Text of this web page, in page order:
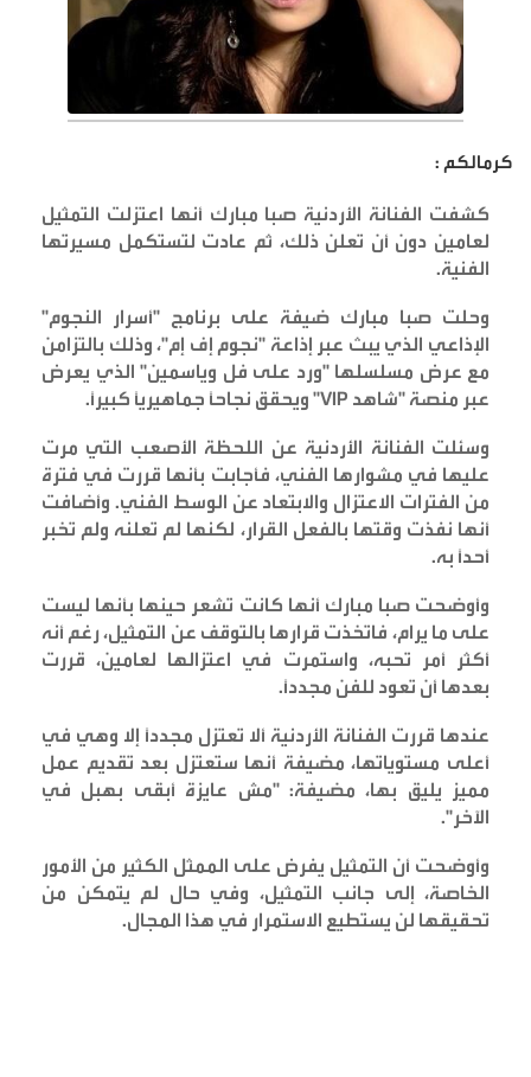
كرمالكم :
كشفت الفنانة الأردنية صبا مبارك أنها اعتزلت التمثيل
لعامين دون أن تعلن ذلك، ثم عادت لتستكمل مسيرتها
الفنية.
وحلت صبا مبارك ضيفة على برنامج "أسرار النجوم"
الإذاعي الذي يبث عبر إذاعة "نجوم إف إم"، وذلك بالتزامن
مع عرض مسلسلها "ورد على فل وياسمين" الذي يعرض
عبر منصة "شاهد VIP" ويحقق نجاحاً جماهيرياً كبيراً.
وسئلت الفنانة الأردنية عن اللحظة الأصعب التي مرت
عليها في مشوارها الفني، فأجابت بأنها قررت في فترة
من الفترات الاعتزال والابتعاد عن الوسط الفني. وأضافت
أنها نفذت وقتها بالفعل القرار، لكنها لم تعلنه ولم تخبر
أحداً به.
وأوضحت صبا مبارك أنها كانت تشعر حينها بأنها ليست
على ما يرام، فاتخذت قرارها بالتوقف عن التمثيل، رغم أنه
أكثر أمر تحبه، واستمرت في اعتزالها لعامين، قررت
بعدها أن تعود للفن مجدداً.
عندها قررت الفنانة الأردنية ألا تعتزل مجدداً إلا وهي في
أعلى مستوياتها، مضيفة أنها ستعتزل بعد تقديم عمل
مميز يليق بها، مضيفة: "مش عايزة أبقى بهبل في
الآخر".
وأوضحت أن التمثيل يفرض على الممثل الكثير من الأمور
الخاصة، إلى جانب التمثيل، وفي حال لم يتمكن من
تحقيقها لن يستطيع الاستمرار في هذا المجال.